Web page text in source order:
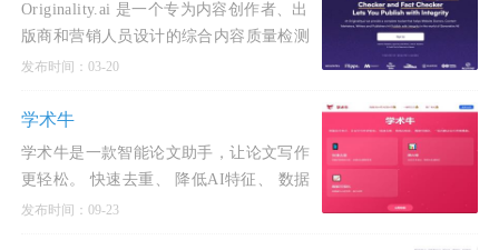
Originality.ai 是一个专为内容创作者、出
版商和营销人员设计的综合内容质量检测
平台，旨在帮助用户确保内容的原创性、
大的工具，包括AI
发布时间：03-20
学术牛
学术牛是一款智能论文助手，让论文写作
更轻松。 快速去重、 降低AI特征、 数据
可视化， 一站式解决论文查重难题。作为
发布时间：09-23